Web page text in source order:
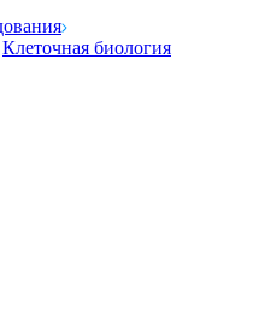
Клеточная биология